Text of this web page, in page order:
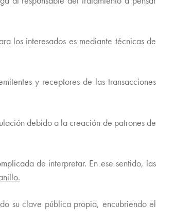
los interesados es mediante técnicas de
y receptores de las transacciones
debido a la creación de patrones de
de interpretar. En ese sentido, las
su clave pública propia, encubriendo el